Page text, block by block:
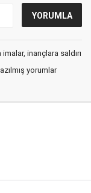
inançlara saldırı
yorumlar